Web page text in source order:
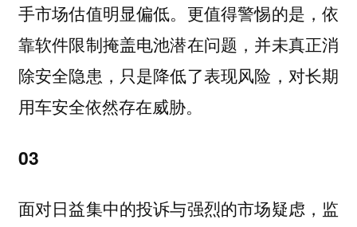
手市场估值明显偏低。更值得警惕的是，依
靠软件限制掩盖电池潜在问题，并未真正消
除安全隐患，只是降低了表现风险，对长期
用车安全依然存在威胁。
03
面对日益集中的投诉与强烈的市场疑虑，监